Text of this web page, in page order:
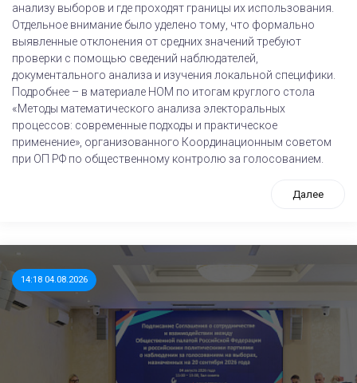
анализу выборов и где проходят границы их использования.
Отдельное внимание было уделено тому, что формально
выявленные отклонения от средних значений требуют
проверки с помощью сведений наблюдателей,
документального анализа и изучения локальной специфики.
Подробнее – в материале НОМ по итогам круглого стола
«Методы математического анализа электоральных
процессов: современные подходы и практическое
применение», организованного Координационным советом
при ОП РФ по общественному контролю за голосованием.
Далее
14:18 04.08.2026